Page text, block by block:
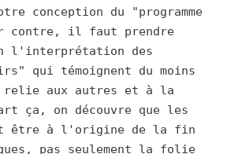
conception du "programme
contre, il faut prendre
l'interprétation des
qui témoignent du moins
relie aux autres et à la
ça, on découvre que les
être à l'origine de la fin
pas seulement la folie